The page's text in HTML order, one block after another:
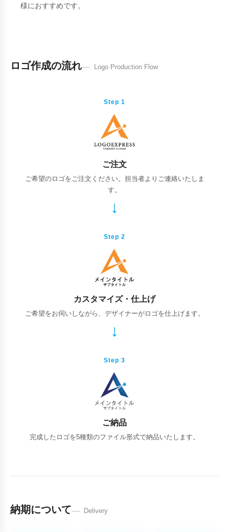
様におすすめです。
ロゴ作成の流れ Logo Production Flow
Step 1
ご注文
ご希望のロゴをご注文ください。担当者よりご連絡いたしま
す。
Step 2
カスタマイズ・仕上げ
ご希望をお伺いしながら、デザイナーがロゴを仕上げます。
Step 3
ご納品
完成したロゴを5種類のファイル形式で納品いたします。
納期について Delivery